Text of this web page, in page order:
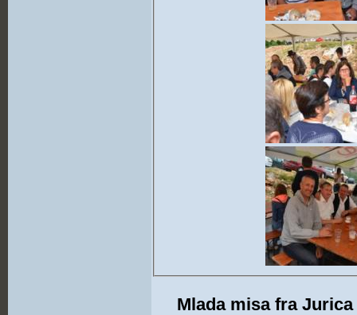
Mlada misa fra